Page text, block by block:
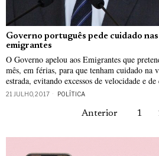
Governo português pede cuidado
emigrantes
O Governo apelou aos Emigrantes que
mês, em férias, para que tenham cuidado na
estrada, evitando excessos de velocidade e de
21 JULHO, 2017 POLÍTICA
Anterior 1